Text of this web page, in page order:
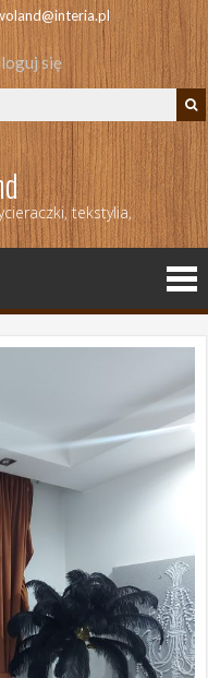
się
tekstylia,